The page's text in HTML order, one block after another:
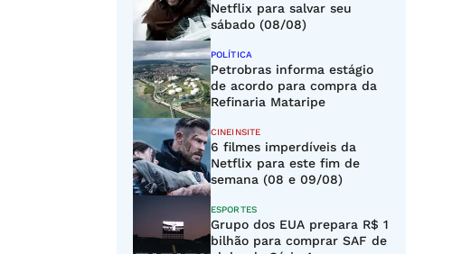
Netflix para salvar seu
sábado (08/08)
POLÍTICA
Petrobras informa estágio
de acordo para compra da
Refinaria Mataripe
CINEINSITE
6 filmes imperdíveis da
Netflix para este fim de
semana (08 e 09/08)
ESPORTES
Grupo dos EUA prepara R$ 1
bilhão para comprar SAF de